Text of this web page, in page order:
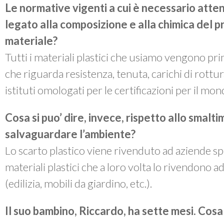
Le normative vigenti a cui è necessario
legato alla composizione e alla chimica del
materiale?
Tutti i materiali plastici che usiamo vengono
che riguarda resistenza, tenuta, carichi di
istituti omologati per le certificazioni per il
Cosa si puo’ dire, invece, rispetto allo
salvaguardare l’ambiente?
Lo scarto plastico viene rivenduto ad aziende
materiali plastici che a loro volta lo rivendono
(edilizia, mobili da giardino, etc.).
Il suo bambino, Riccardo, ha sette mesi.